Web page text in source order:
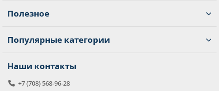
Полезное
Популярные категории
Наши контакты
+7 (708) 568-96-28